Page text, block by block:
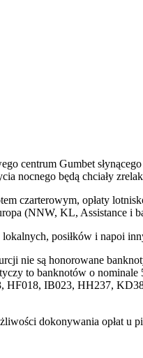
centrum Gumbet
nocnego będą chciały
czarterowym, opłaty
(NNW, KL, Assistance i
posiłków i napoi
nie są honorowane
to banknotów o
HF018, IB023, HH237,
dokonywania opłat u